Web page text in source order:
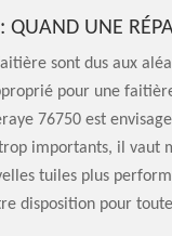
QUAND UNE
sont dus aux
pour une
76750 est
importants, il vaut
tuiles plus
disposition pour